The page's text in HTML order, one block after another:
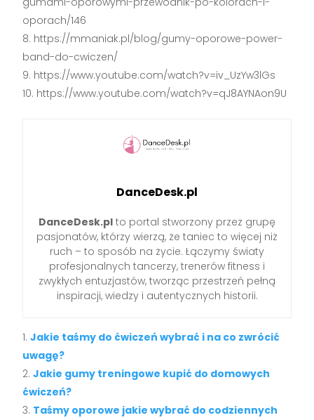
oporach/146
https://mmaniak.pl/blog/gumy-oporowe-power-
band-do-cwiczen/
https://www.youtube.com/watch?v=iv_UzYw3lGs
https://www.youtube.com/watch?v=qJ8AYNAon9U
DanceDesk.pl
DanceDesk.pl to portal stworzony przez grupę
pasjonatów, którzy wierzą, że taniec to więcej niż
ruch – to sposób na życie. Łączymy światy
profesjonalnych tancerzy, trenerów fitness i
zwykłych entuzjastów, tworząc przestrzeń pełną
inspiracji, wiedzy i autentycznych historii.
Jakie taśmy do ćwiczeń wybrać i na co zwrócić
uwagę?
Jakie gumy treningowe kupić do domowych
ćwiczeń?
Taśmy oporowe jakie wybrać do codziennych